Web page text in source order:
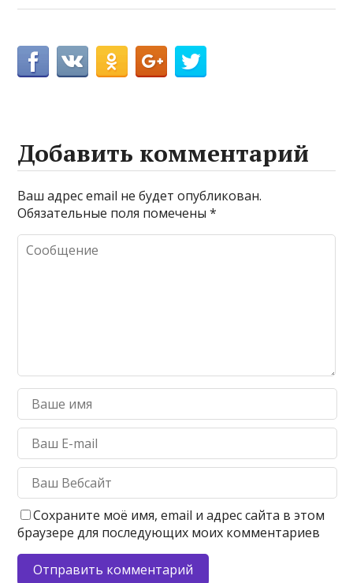
Добавить комментарий
Ваш адрес email не будет опубликован.
Обязательные поля помечены*
Сохраните моё имя, email и адрес сайта в этом
браузере для последующих моих комментариев